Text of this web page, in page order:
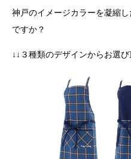
神戸のイメージカラーを凝縮
ですか？
↓↓３種類のデザインからお選び